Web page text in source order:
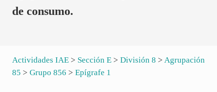
de consumo.
Actividades IAE> Sección E> División 8 > Agrupación
85 > Grupo 856 > Epígrafe 1